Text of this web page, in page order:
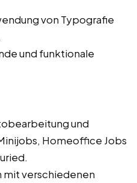
von Typografie
und funktionale
und
Homeoffice Jobs
mit verschiedenen